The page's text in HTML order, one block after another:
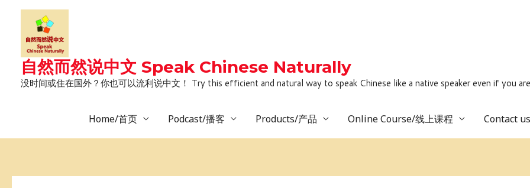
自然而然说中文 Speak Chinese Naturally
没时间或住在国外？你也可以流利说中文！ Try this efficient and natural way to speak Chinese like a native speaker even if you
Home/首页 Podcast/播客 Products/产品 Online Course/线上课程 Contact